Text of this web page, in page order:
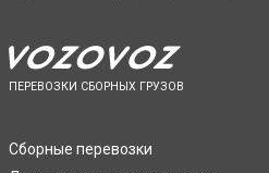
ПЕРЕВОЗКИ СБОРНЫХ ГРУЗОВ
Сборные перевозки